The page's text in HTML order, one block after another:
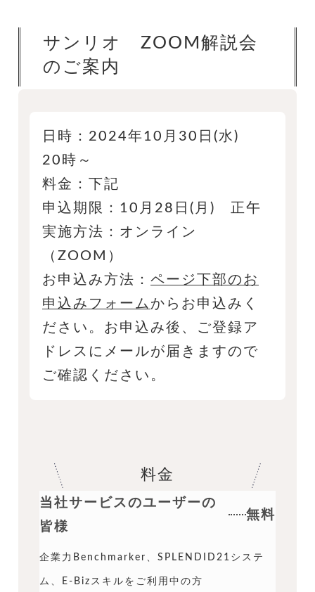
サンリオ ZOOM解説会
のご案内
日時：2024年10月30日(水)
20時～
料金：下記
申込期限：10月28日(月) 正午
実施方法：オンライン
（ZOOM）
お申込み方法： ページ下部のお
申込みフォーム からお申込みく
ださい。お申込み後、ご登録ア
ドレスにメールが届きますので
ご確認ください。
料金
当社サービスのユーザーの
皆様
無料
企業力Benchmarker、SPLENDID21システ
ム、E-Bizスキルをご利用中の方